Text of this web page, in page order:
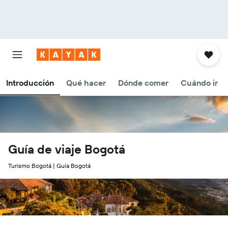
Introducción Qué hacer Dónde comer Cuándo ir
Guía de viaje Bogotá
Turismo Bogotá | Guía Bogotá